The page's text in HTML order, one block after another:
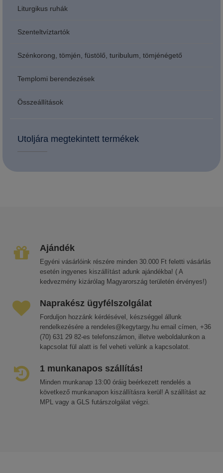
Liturgikus ruhák
Szenteltvíztartók
Szénkorong, tömjén, füstölő, turibulum, tömjénégető
Templomi berendezések
Összeállítások
Utoljára megtekintett termékek
Ajándék
Egyéni vásárlóink részére minden 30.000 Ft feletti vásárlás
esetén ingyenes kiszállítást adunk ajándékba! ( A
kedvezmény kizárólag Magyarország területén érvényes!)
Naprakész ügyfélszolgálat
Forduljon hozzánk kérdésével, készséggel állunk
rendelkezésére a rendeles@kegytargy.hu email címen, +36
(70) 631 29 82-es telefonszámon, illetve weboldalunkon a
kapcsolat fül alatt is fel veheti velünk a kapcsolatot.
1 munkanapos szállítás!
Minden munkanap 13:00 óráig beérkezett rendelés a
következő munkanapon kiszállításra kerül! A szállítást az
MPL vagy a GLS futárszolgálat végzi.